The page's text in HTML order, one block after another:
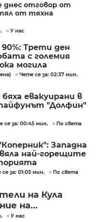
днес отговор от
от тяхна
У нас
Трети ден
с големия
могила
Чете се за: 02:37 мин.
евакуирани в
"Долфин"
се за: 00:45 мин. По света
Западна
най-горещите
за: 01:05 мин. По света
на Кула
на...
У нас